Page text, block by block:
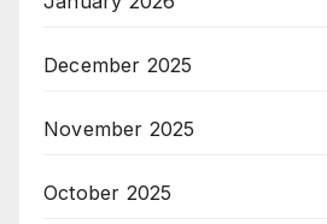
December 2025
November 2025
October 2025